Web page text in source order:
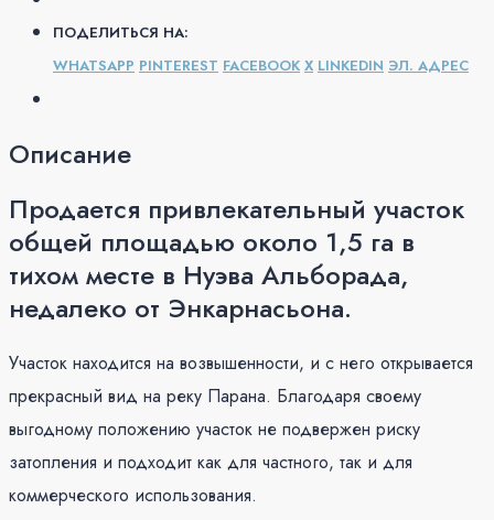
ПОДЕЛИТЬСЯ НА:
WHATSAPP PINTEREST FACEBOOK X LINKEDIN ЭЛ. АДРЕС
Описание
Продается привлекательный участок
общей площадью около 1,5 га в
тихом месте в Нуэва Альборада,
недалеко от Энкарнасьона.
Участок находится на возвышенности, и с него открывается
прекрасный вид на реку Парана. Благодаря своему
выгодному положению участок не подвержен риску
затопления и подходит как для частного, так и для
коммерческого использования.